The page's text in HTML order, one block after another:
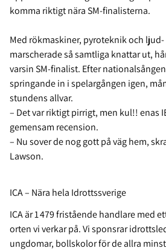
komma riktigt nära SM-finalisterna.
Med rökmaskiner, pyroteknik och
marscherade så samtliga knattar ut,
varsin SM-finalist. Efter
springande in i spelargången igen,
stundens allvar.
– Det var riktigt pirrigt, men kul!! enas
gemensam recension.
– Nu sover de nog gott på väg hem,
Lawson.
ICA – Nära hela Idrottssverige
ICA är 1 479 fristående handlare med
orten vi verkar på. Vi sponsrar
ungdomar, bollskolor för de allra